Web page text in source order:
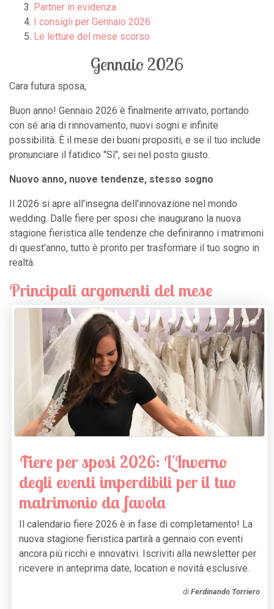
Partner in evidenza
I consigli per Gennaio 2026
Le letture del mese scorso
Gennaio 2026
Cara futura sposa,
Buon anno! Gennaio 2026 è finalmente arrivato, portando
con sé aria di rinnovamento, nuovi sogni e infinite
possibilità. È il mese dei buoni propositi, e se il tuo include
pronunciare il fatidico "Sì", sei nel posto giusto.
Nuovo anno, nuove tendenze, stesso sogno
Il 2026 si apre all'insegna dell'innovazione nel mondo
wedding. Dalle fiere per sposi che inaugurano la nuova
stagione fieristica alle tendenze che definiranno i matrimoni
di quest'anno, tutto è pronto per trasformare il tuo sogno in
realtà.
Principali argomenti del mese
Fiere per sposi 2026: L'Inverno
degli eventi imperdibili per il tuo
matrimonio da favola
Il calendario fiere 2026 è in fase di completamento! La
nuova stagione fieristica partirà a gennaio con eventi
ancora più ricchi e innovativi. Iscriviti alla newsletter per
ricevere in anteprima date, location e novità esclusive.
di Ferdinando Torriero